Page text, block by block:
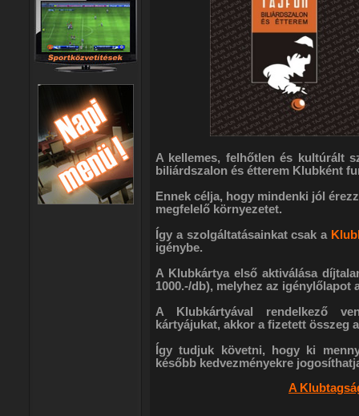
A kellemes, felhőtlen és kultúrált
biliárdszalon és étterem Klubként
Ennek célja, hogy mindenki jól
megfelelő környezetet.
Így a szolgáltatásainkat csak a
igénybe.
A Klubkártya első aktiválása
1000.-/db), melyhez az
A Klubkártyával rendelkező
kártyájukat, akkor a fizetett összeg
Így tudjuk követni, hogy ki
később kedvezményekre
A